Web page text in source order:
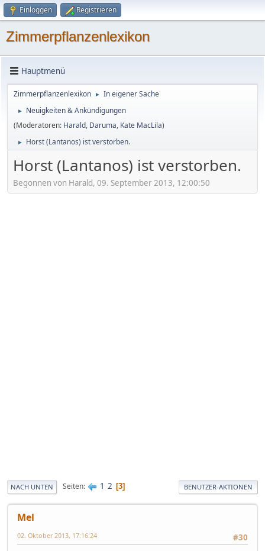
Einloggen Registrieren
Zimmerpflanzenlexikon
Hauptmenü
Zimmerpflanzenlexikon ► In eigener Sache
►
Neuigkeiten & Ankündigungen
(Moderatoren: Harald, Daruma, Kate MacLila)
► Horst (Lantanos) ist verstorben.
Horst (Lantanos) ist verstorben.
Begonnen von Harald, 09. September 2013, 12:00:50
NACH UNTEN Seiten 1 2 3 BENUTZER-AKTIONEN
Mel
#30
02. Oktober 2013, 17:16:24